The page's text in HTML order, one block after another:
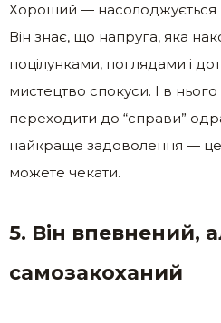
Хороший — насолоджується
Він знає, що напруга, яка
поцілунками, поглядами і
мистецтво спокуси. І в
переходити до “справи”
найкраще задоволення —
можете чекати.
5. Він впевнений,
самозакоханий